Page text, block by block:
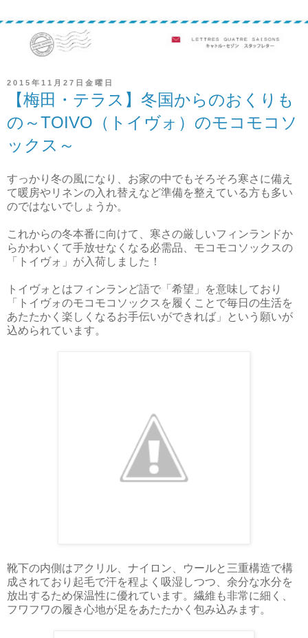
2015年11月27日金曜日
【梅田・テラス】冬国からのおくりも
の～TOIVO（トイヴォ）のモコモコソ
ックス～
すっかり冬の風になり、お家の中でもそろそろ寒さに備え
て暖房やリネンの入れ替えなど準備を整えている方も多い
のではないでしょうか。
これからの冬本番に向けて、寒さの厳しいフィンランドか
らかわいくて手放せなくなる必需品、モコモコソックスの
「トイヴォ」が入荷しました！
トイヴォとはフィンランど語で「希望」を意味しており
「トイヴォのモコモコソックスを履くことで毎日の生活を
あたたかく楽しくなるお手伝いができれば」という願いが
込められています。
靴下の内側はアクリル、ナイロン、ウールと三重構造で構
成されており起毛で汗を程よく吸湿しつつ、余分な水分を
放出するため保温性に優れています。繊維も非常に細く、
フワフワの履き心地が足をあたたかく包み込みます。